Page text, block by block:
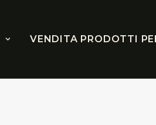
VENDITA PRODOTTI